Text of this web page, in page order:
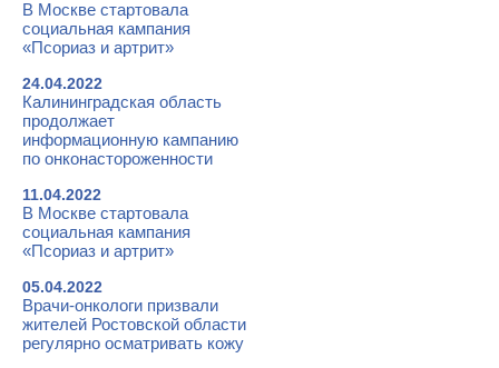
В Москве стартовала
социальная кампания
«Псориаз и артрит»
24.04.2022
Калининградская область
продолжает
информационную кампанию
по онконастороженности
11.04.2022
В Москве стартовала
социальная кампания
«Псориаз и артрит»
05.04.2022
Врачи-онкологи призвали
жителей Ростовской области
регулярно осматривать кожу